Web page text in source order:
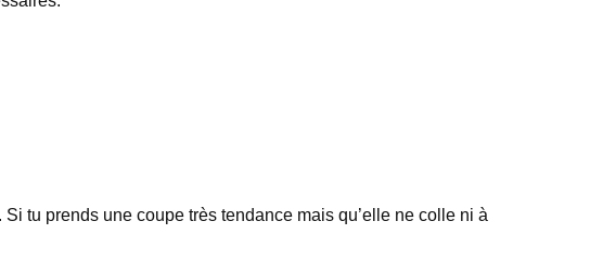
tu prends une coupe très tendance mais qu’elle ne colle ni à